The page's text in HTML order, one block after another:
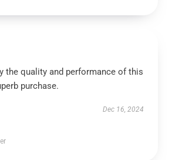
the quality and performance of this
purchase.
Dec 16, 2024